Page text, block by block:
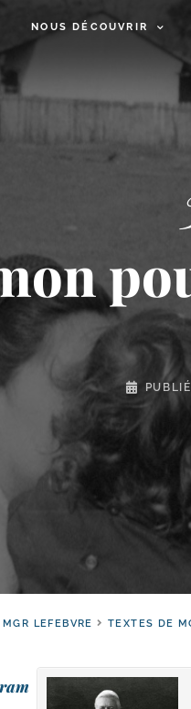
NOUS DÉCOUVRIR
MGR LEFEBVRE TEXTES DE